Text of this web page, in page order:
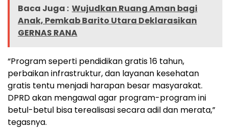
Baca Juga : Wujudkan Ruang Aman bagi
Anak, Pemkab Barito Utara Deklarasikan
GERNAS RANA
“Program seperti pendidikan gratis 16 tahun,
perbaikan infrastruktur, dan layanan kesehatan
gratis tentu menjadi harapan besar masyarakat.
DPRD akan mengawal agar program-program ini
betul-betul bisa terealisasi secara adil dan merata,”
tegasnya.